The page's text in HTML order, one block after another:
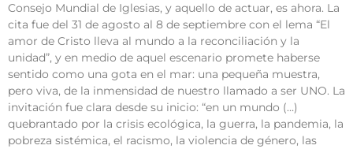
Consejo Mundial de Iglesias, y aquello de actuar, es ahora. La
cita fue del 31 de agosto al 8 de septiembre con el lema “El
amor de Cristo lleva al mundo a la reconciliación y la
unidad”, y en medio de aquel escenario promete haberse
sentido como una gota en el mar: una pequeña muestra,
pero viva, de la inmensidad de nuestro llamado a ser UNO. La
invitación fue clara desde su inicio: “en un mundo (…)
quebrantado por la crisis ecológica, la guerra, la pandemia, la
pobreza sistémica, el racismo, la violencia de género, las